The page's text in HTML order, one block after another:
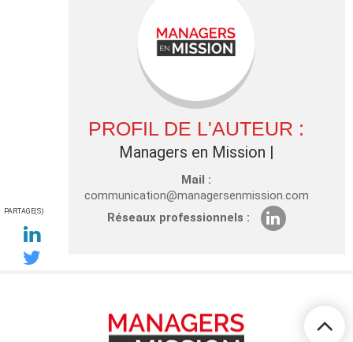
PARTAGE(S)
PROFIL DE L'AUTEUR :
Managers en Mission |
Mail :
communication@managersenmission.com
Réseaux professionnels :